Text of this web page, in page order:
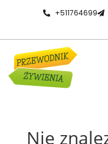
+511764699
Nie